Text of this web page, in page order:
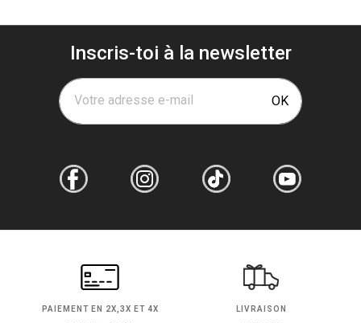
Inscris-toi à la newsletter
Votre adresse e-mail OK
PAIEMENT EN 2X,3X ET 4X LIVRAISON